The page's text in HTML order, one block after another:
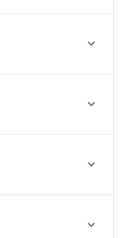



